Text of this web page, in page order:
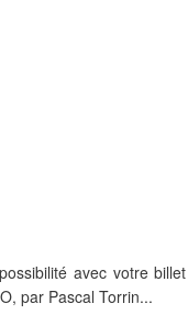
avec votre
par Pascal Torrin...